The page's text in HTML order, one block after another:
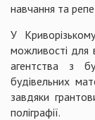
навчання та
У
можливості для
агентства з
будівельних
завдяки
поліграфії.